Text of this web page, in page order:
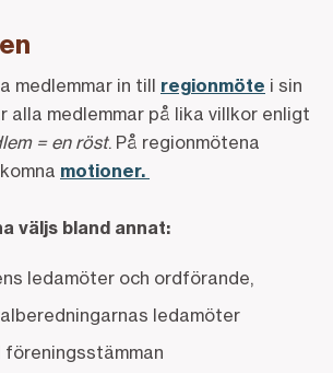
medlemmar in till regionmöte i sin
alla medlemmar på lika villkor enligt
= en röst. På regionmötena
motioner.
väljs bland annat:
ledamöter och ordförande,
ledamöter